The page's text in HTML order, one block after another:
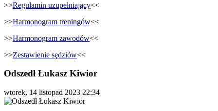
>>Regulamin uzupełniający<<
>>Harmonogram treningów<<
>>Harmonogram zawodów<<
>>Zestawienie sędziów<<
Odszedł Łukasz Kiwior
wtorek, 14 listopad 2023 22:34